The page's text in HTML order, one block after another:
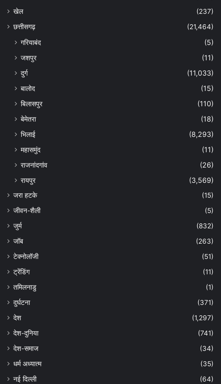
खेल
(237)
छत्तीसगढ़
(21,464)
गरियाबंद
(5)
जशपुर
(11)
दुर्ग
(11,033)
बालोद
(15)
बिलासपुर
(110)
बेमेतरा
(18)
भिलाई
(8,293)
महासमुंद
(11)
राजनांदगांव
(26)
रायपुर
(3,569)
जरा हटके
(15)
जीवन-शैली
(5)
जुर्म
(832)
जॉब
(263)
टेक्नोलॉजी
(51)
ट्रेंडिंग
(11)
तमिलनाडु
(1)
दुर्घटना
(371)
देश
(1,297)
देश-दुनिया
(741)
देश-समाज
(34)
धर्म अध्यात्म
(35)
नई दिल्ली
(64)